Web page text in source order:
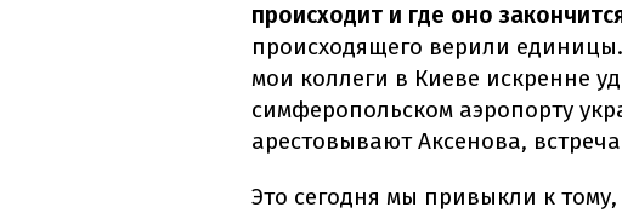
происходит и где оно
происходящего верили
мои коллеги в Киеве искренне
симферопольском аэропорту
арестовывают Аксенова,
Это сегодня мы привыкли к